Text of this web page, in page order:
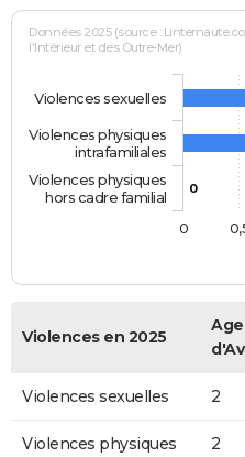
Données 2025 (source :
l'Intérieur et des Outre-Mer)
0
Violences sexuelles
Violences physiques
intrafamiliales
Violences physiques
hors cadre familial
0
Violences en 2025
Violences sexuelles 2
Violences physiques
2